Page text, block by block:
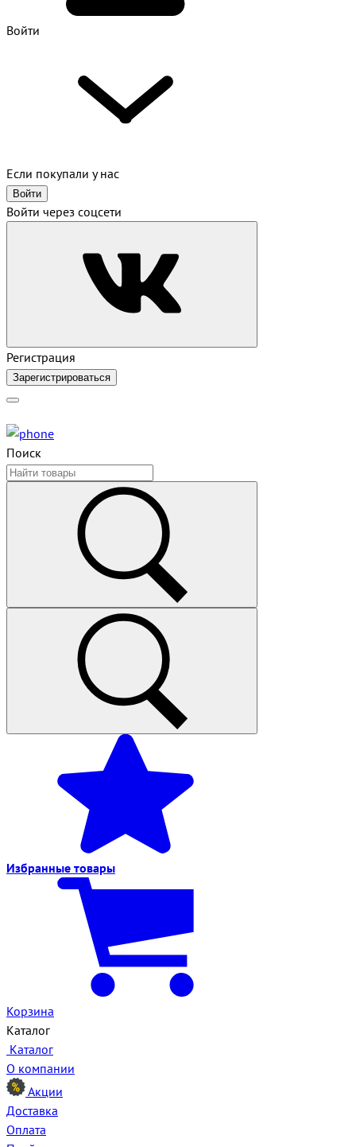
Войти
Если покупали у нас
Войти
Войти через соцсети
Регистрация
Зарегистрироваться
Поиск
Избранные товары
Корзина
Каталог
Каталог
О компании
Акции
Доставка
Оплата